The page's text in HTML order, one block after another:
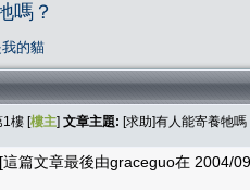
嗎？
的貓
樓 [樓主] 文章主題: [求助]有人能寄養牠嗎
[這篇文章最後由graceguo在 2004/